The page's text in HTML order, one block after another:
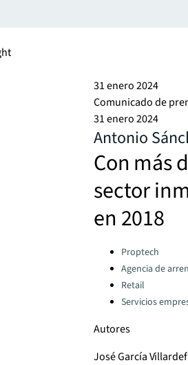
31 enero 2024
Comunicado de
31 enero 2024
Antonio
Con más
sector
en 2018
Categories:
Proptech
Agencia de
Retail
Servicios
Autores
José García